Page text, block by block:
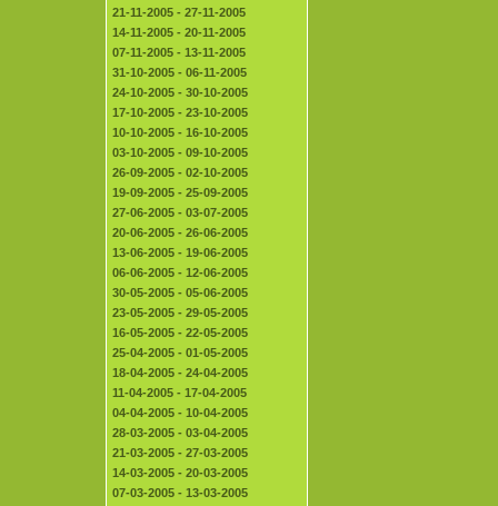
21-11-2005 - 27-11-2005
14-11-2005 - 20-11-2005
07-11-2005 - 13-11-2005
31-10-2005 - 06-11-2005
24-10-2005 - 30-10-2005
17-10-2005 - 23-10-2005
10-10-2005 - 16-10-2005
03-10-2005 - 09-10-2005
26-09-2005 - 02-10-2005
19-09-2005 - 25-09-2005
27-06-2005 - 03-07-2005
20-06-2005 - 26-06-2005
13-06-2005 - 19-06-2005
06-06-2005 - 12-06-2005
30-05-2005 - 05-06-2005
23-05-2005 - 29-05-2005
16-05-2005 - 22-05-2005
25-04-2005 - 01-05-2005
18-04-2005 - 24-04-2005
11-04-2005 - 17-04-2005
04-04-2005 - 10-04-2005
28-03-2005 - 03-04-2005
21-03-2005 - 27-03-2005
14-03-2005 - 20-03-2005
07-03-2005 - 13-03-2005